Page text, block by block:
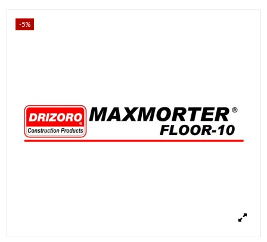
-5%